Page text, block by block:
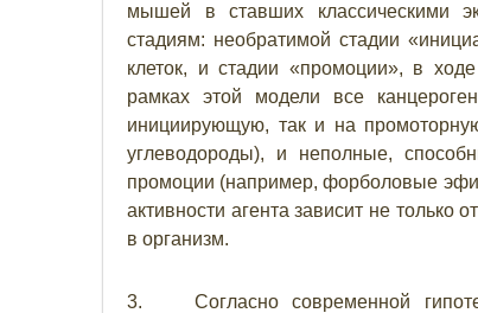
мышей в ставших классическими
стадиям: необратимой стадии
клеток, и стадии «промоции», в
рамках этой модели все
инициирующую, так и на
углеводороды), и неполные,
промоции (например, форболовые
активности агента зависит не только
в организм.
3. Согласно современной